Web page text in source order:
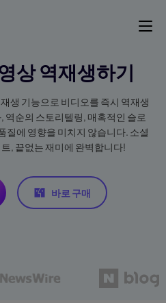
상 역재생하기
생 기능으로 비디오를 즉시 역재생
역순의 스토리텔링, 매혹적인 슬로
질에 영향을 미치지 않습니다. 소셜
, 끝없는 재미에 완벽합니다!
바로 구매